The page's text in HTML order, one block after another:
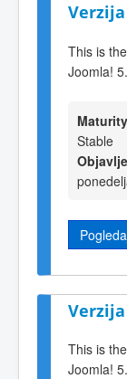
Verzija
This is
Joomla!
Maturity
Stable
Verzija
This is
Joomla!